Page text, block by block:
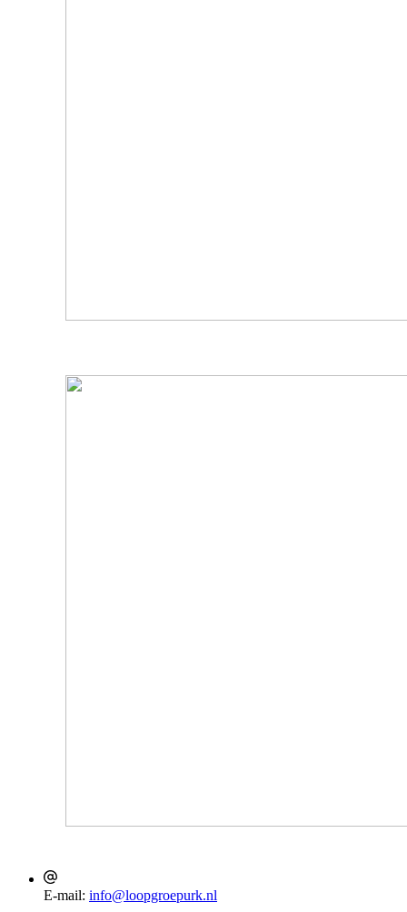
E-mail: info@loopgroepurk.nl